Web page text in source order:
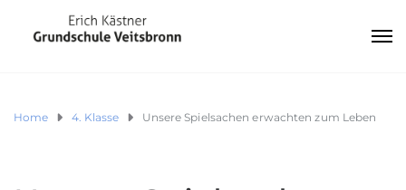
Home 4. Klasse Unsere Spielsachen erwachten zum Leben